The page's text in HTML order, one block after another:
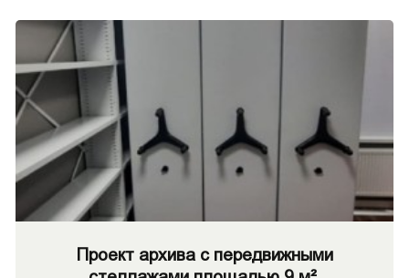
Проект архива с передвижными